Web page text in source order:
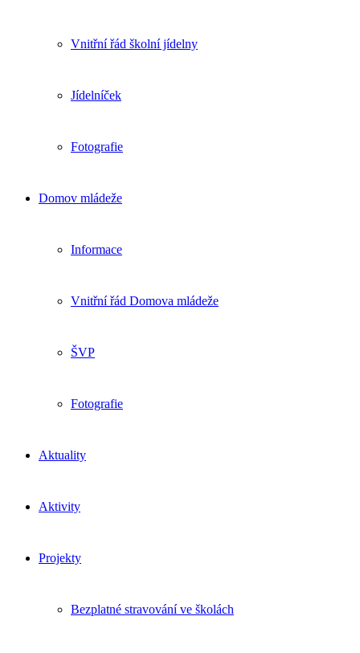
Vnitřní řád školní jídelny
Jídelníček
Fotografie
Domov mládeže
Informace
Vnitřní řád Domova mládeže
ŠVP
Fotografie
Aktuality
Aktivity
Projekty
Bezplatné stravování ve školách